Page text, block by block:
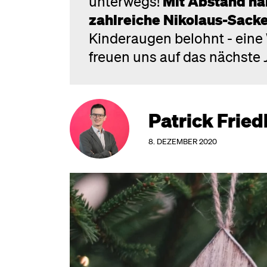
zahlreiche Nikolaus-
Kinderaugen belohnt -
freuen uns auf das nächste
Patrick
8. DEZEMBER 2020